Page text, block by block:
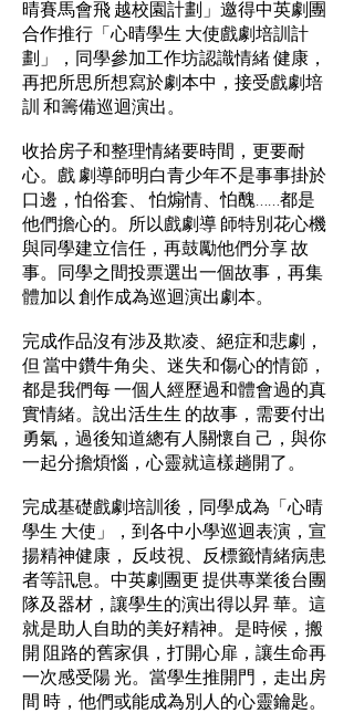
晴賽馬會飛 越校園計劃」邀得中英劇團
合作推行「心晴學生 大使戲劇培訓計
劃」，同學參加工作坊認識情緒 健康，
再把所思所想寫於劇本中，接受戲劇培
訓 和籌備巡迴演出。
收拾房子和整理情緒要時間，更要耐
心。戲 劇導師明白青少年不是事事掛於
口邊，怕俗套、 怕煽情、怕醜……都是
他們擔心的。所以戲劇導 師特別花心機
與同學建立信任，再鼓勵他們分享 故
事。同學之間投票選出一個故事，再集
體加以 創作成為巡迴演出劇本。
完成作品沒有涉及欺凌、絕症和悲劇，
但 當中鑽牛角尖、迷失和傷心的情節，
都是我們每 一個人經歷過和體會過的真
實情緒。說出活生生 的故事，需要付出
勇氣，過後知道總有人關懷自 己，與你
一起分擔煩惱，心靈就這樣趟開了。
完成基礎戲劇培訓後，同學成為「心晴
學生 大使」，到各中小學巡迴表演，宣
揚精神健康， 反歧視、反標籤情緒病患
者等訊息。中英劇團更 提供專業後台團
隊及器材，讓學生的演出得以昇 華。這
就是助人自助的美好精神。是時候，搬
開 阻路的舊家俱，打開心扉，讓生命再
一次感受陽 光。當學生推開門，走出房
間 時，他們或能成為別人的心靈鑰匙。